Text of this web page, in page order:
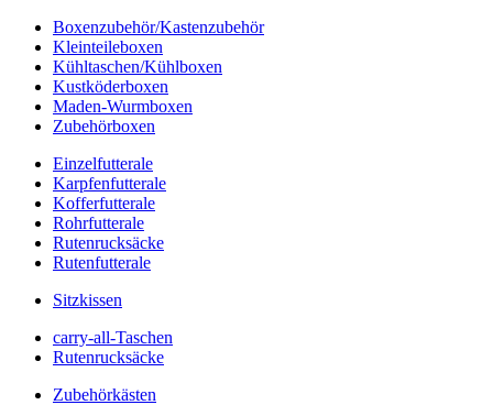
Boxenzubehör/Kastenzubehör
Kleinteileboxen
Kühltaschen/Kühlboxen
Kustköderboxen
Maden-Wurmboxen
Zubehörboxen
Einzelfutterale
Karpfenfutterale
Kofferfutterale
Rohrfutterale
Rutenrucksäcke
Rutenfutterale
Sitzkissen
carry-all-Taschen
Rutenrucksäcke
Zubehörkästen